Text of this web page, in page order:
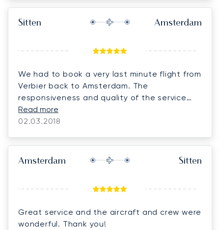
Sitten Amsterdam
We had to book a very last minute flight from
Verbier back to Amsterdam. The
responsiveness and quality of the service
was excellent. Thank you!
Read more
02.03.2018
Amsterdam Sitten
Great service and the aircraft and crew were
wonderful. Thank you!